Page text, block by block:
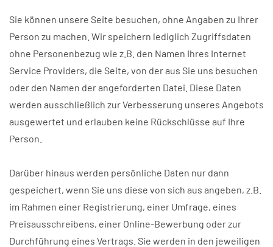
Sie können unsere Seite besuchen, ohne Angaben zu Ihrer
Person zu machen. Wir speichern lediglich Zugriffsdaten
ohne Personenbezug wie z.B. den Namen Ihres Internet
Service Providers, die Seite, von der aus Sie uns besuchen
oder den Namen der angeforderten Datei. Diese Daten
werden ausschließlich zur Verbesserung unseres Angebots
ausgewertet und erlauben keine Rückschlüsse auf Ihre
Person.
Darüber hinaus werden persönliche Daten nur dann
gespeichert, wenn Sie uns diese von sich aus angeben, z.B.
im Rahmen einer Registrierung, einer Umfrage, eines
Preisausschreibens, einer Online-Bewerbung oder zur
Durchführung eines Vertrags. Sie werden in den jeweiligen